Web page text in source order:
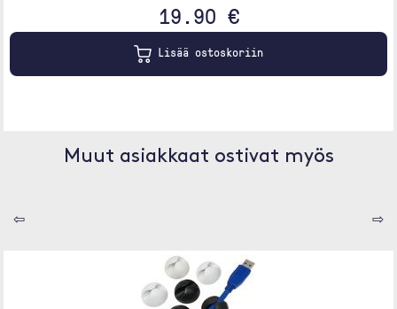
19.90 €
Lisää ostoskoriin
Muut asiakkaat ostivat myös
⇦ ⇨